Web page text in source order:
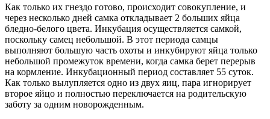
Как только их гнездо готово, происходит совокупление, и
через несколько дней самка откладывает 2 больших яйца
бледно-белого цвета. Инкубация осуществляется самкой,
поскольку самец небольшой. В этот периода самцы
выполняют большую часть охоты и инкубируют яйца только
небольшой промежуток времени, когда самка берет перерыв
на кормление. Инкубационный период составляет 55 суток.
Как только вылупляется одно из двух яиц, пара игнорирует
второе яйцо и полностью переключается на родительскую
заботу за одним новорожденным.